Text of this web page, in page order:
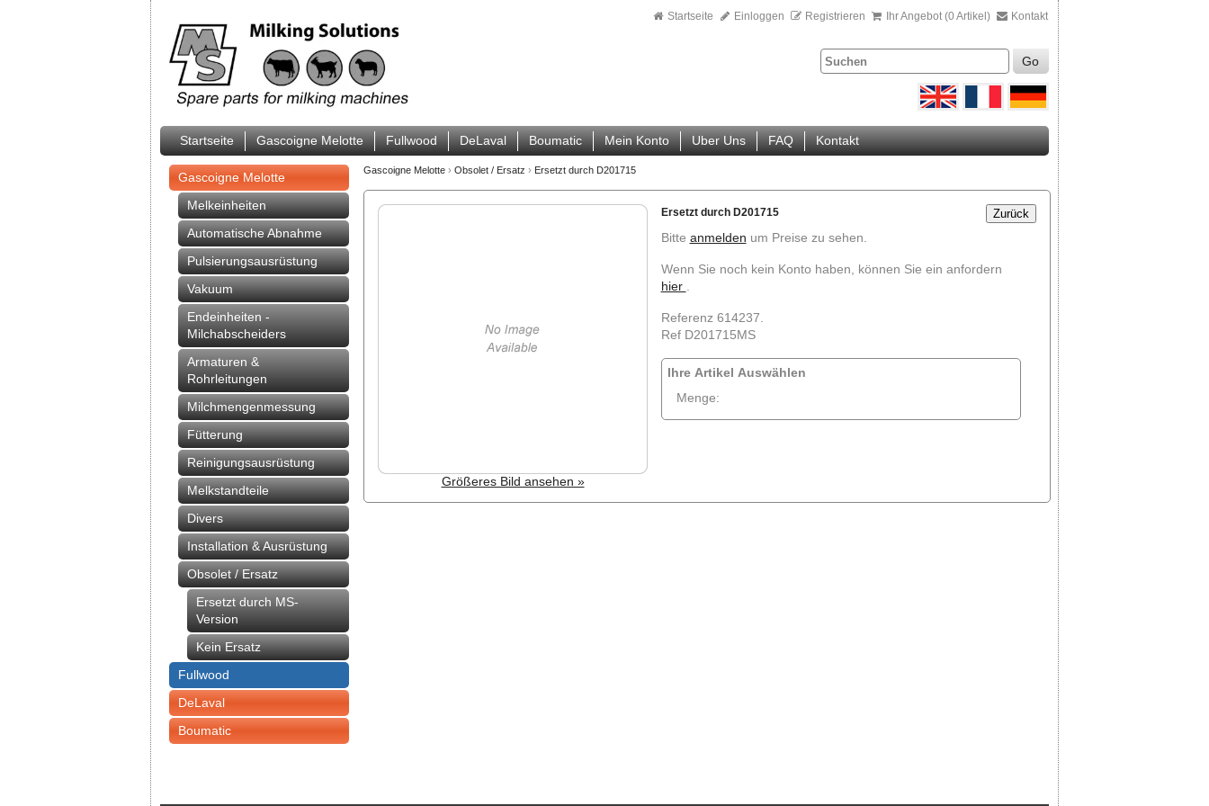
Startseite Einloggen Registrieren Ihr Angebot (0 Artikel) Kontakt
Go
Startseite Gascoigne Melotte Fullwood DeLaval Boumatic Mein Konto Uber Uns FAQ Kontakt
Gascoigne Melotte
Melkeinheiten
Automatische Abnahme
Pulsierungsausrüstung
Vakuum
Endeinheiten -
Milchabscheiders
Armaturen &
Rohrleitungen
Milchmengenmessung
Fütterung
Reinigungsausrüstung
Melkstandteile
Divers
Installation & Ausrüstung
Obsolet / Ersatz
Ersetzt durch MS-
Version
Kein Ersatz
Fullwood
DeLaval
Boumatic
Gascoigne Melotte › Obsolet / Ersatz › Ersetzt durch D201715
Größeres Bild ansehen »
Zurück
Ersetzt durch D201715
Bitte anmelden um Preise zu sehen.
Wenn Sie noch kein Konto haben, können Sie ein anfordern
hier
Referenz 614237.
Ref D201715MS
Ihre Artikel Auswählen
Menge: